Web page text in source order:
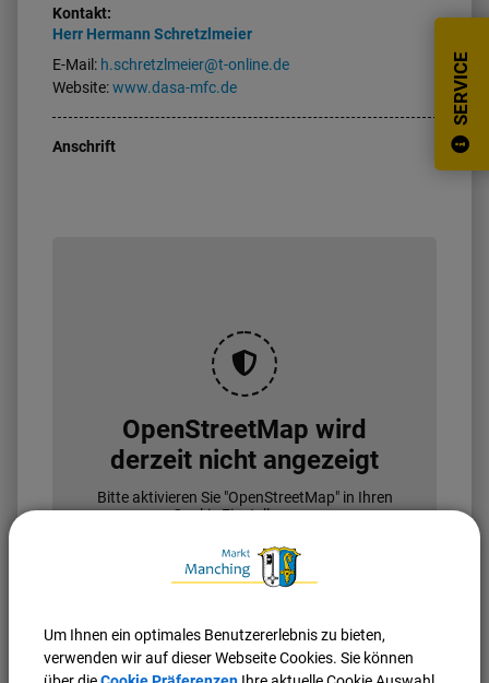
SERVICE
Kontakt:
Herr Hermann Schretzlmeier
E-Mail: h.schretzlmeier@t-online.de
Website:www.dasa-mfc.de
Anschrift
OpenStreetMap wird
derzeit nicht angezeigt
Bitte aktivieren Sie "OpenStreetMap" in Ihren
Cookie Einstellungen.
Cookies Anpassen
Um Ihnen ein optimales Benutzererlebnis zu bieten,
verwenden wir auf dieser Webseite Cookies. Sie können